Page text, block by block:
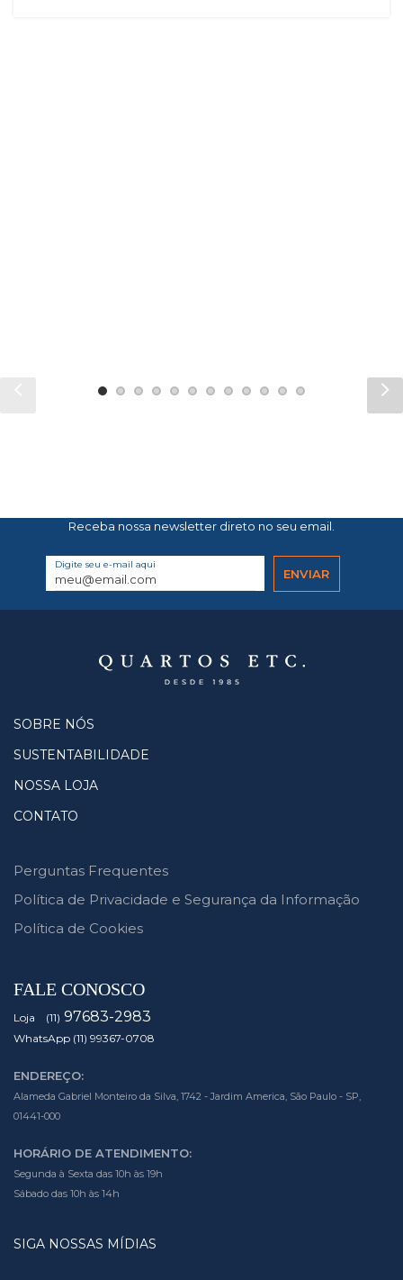
Receba nossa newsletter direto no seu email.
Digite seu e-mail aqui
SOBRE NÓS
SUSTENTABILIDADE
NOSSA LOJA
CONTATO
Perguntas Frequentes
Política de Privacidade e Segurança da Informação
Política de Cookies
FALE CONOSCO
Loja (11) 97683-2983
WhatsApp (11) 99367-0708
ENDEREÇO:
Alameda Gabriel Monteiro da Silva, 1742 - Jardim America, São Paulo - SP,
01441-000
HORÁRIO DE ATENDIMENTO:
Segunda à Sexta das 10h às 19h
Sábado das 10h às 14h
SIGA NOSSAS MÍDIAS